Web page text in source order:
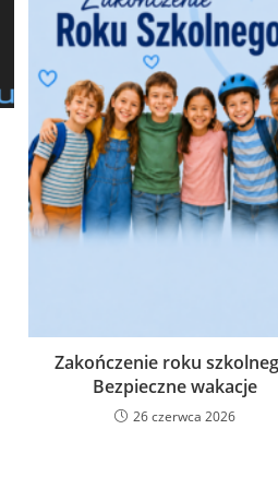
Zakończenie roku
Bezpieczne wakacje
26 czerwca 2026